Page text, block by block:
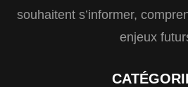
souhaitent s’informer,
enjeux